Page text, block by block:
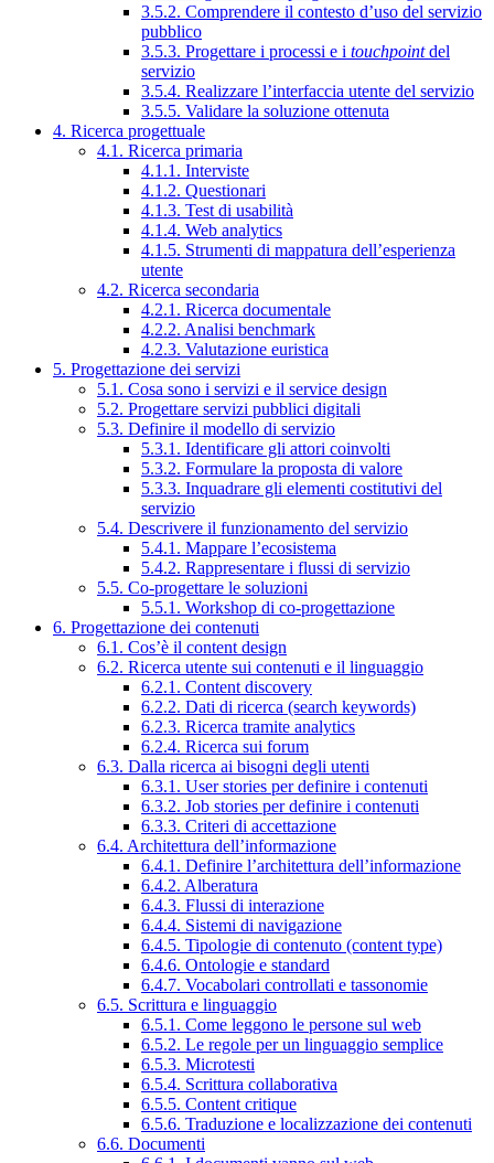
3.5.2. Comprendere il contesto d’uso del servizio
pubblico
3.5.3. Progettare i processi e i touchpointdel
servizio
3.5.4. Realizzare l’interfaccia utente del servizio
3.5.5. Validare la soluzione ottenuta
4. Ricerca progettuale
4.1. Ricerca primaria
4.1.1. Interviste
4.1.2. Questionari
4.1.3. Test di usabilità
4.1.4. Web analytics
4.1.5. Strumenti di mappatura dell’esperienza
utente
4.2. Ricerca secondaria
4.2.1. Ricerca documentale
4.2.2. Analisi benchmark
4.2.3. Valutazione euristica
5. Progettazione dei servizi
5.1. Cosa sono i servizi e il service design
5.2. Progettare servizi pubblici digitali
5.3. Definire il modello di servizio
5.3.1. Identificare gli attori coinvolti
5.3.2. Formulare la proposta di valore
5.3.3. Inquadrare gli elementi costitutivi del
servizio
5.4. Descrivere il funzionamento del servizio
5.4.1. Mappare l’ecosistema
5.4.2. Rappresentare i flussi di servizio
5.5. Co-progettare le soluzioni
5.5.1. Workshop di co-progettazione
6. Progettazione dei contenuti
6.1. Cos’è il content design
6.2. Ricerca utente sui contenuti e il linguaggio
6.2.1. Content discovery
6.2.2. Dati di ricerca (search keywords)
6.2.3. Ricerca tramite analytics
6.2.4. Ricerca sui forum
6.3. Dalla ricerca ai bisogni degli utenti
6.3.1. User stories per definire i contenuti
6.3.2. Job stories per definire i contenuti
6.3.3. Criteri di accettazione
6.4. Architettura dell’informazione
6.4.1. Definire l’architettura dell’informazione
6.4.2. Alberatura
6.4.3. Flussi di interazione
6.4.4. Sistemi di navigazione
6.4.5. Tipologie di contenuto (content type)
6.4.6. Ontologie e standard
6.4.7. Vocabolari controllati e tassonomie
6.5. Scrittura e linguaggio
6.5.1. Come leggono le persone sul web
6.5.2. Le regole per un linguaggio semplice
6.5.3. Microtesti
6.5.4. Scrittura collaborativa
6.5.5. Content critique
6.5.6. Traduzione e localizzazione dei contenuti
6.6. Documenti